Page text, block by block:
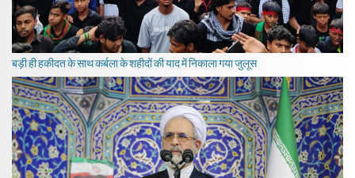
बड़ी ही हकीदत के साथ कर्बला के शहीदों की याद में निकाला गया जुलूस